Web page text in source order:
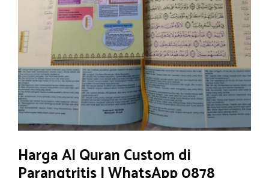
Harga Al Quran Custom di